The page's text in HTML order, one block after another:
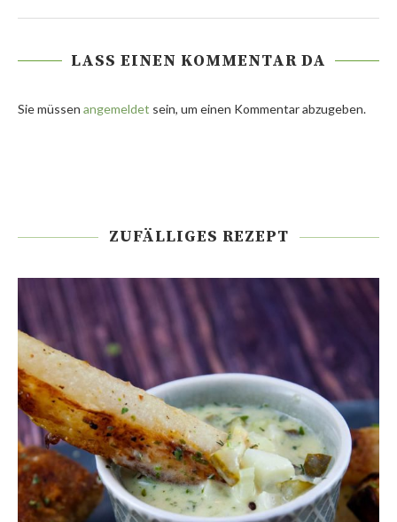
LASS EINEN KOMMENTAR DA
Sie müssen angemeldet sein, um einen Kommentar abzugeben.
ZUFÄLLIGES REZEPT